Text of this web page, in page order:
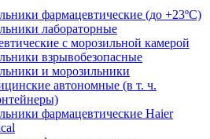
фармацевтические (до +23ºС)
лабораторные
с морозильной камерой
взрывобезопасные
и морозильники
автономные (в т. ч.
фармацевтические Haier